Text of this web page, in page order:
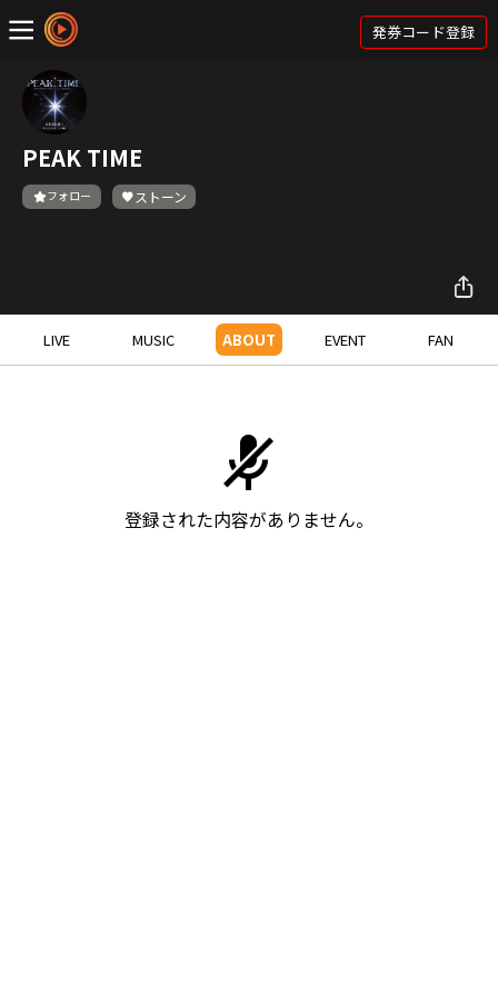
発券コード登録
PEAK TIME
フォロー ストーン
LIVE MUSIC ABOUT EVENT FAN
登録された内容がありません。